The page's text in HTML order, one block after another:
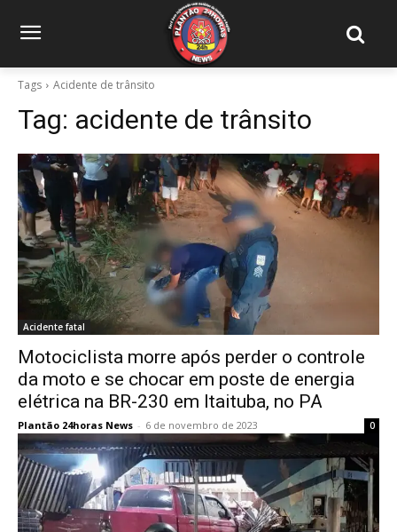
Tags Acidente de trânsito
Tag: acidente de trânsito
Acidente fatal
Motociclista morre após perder o controle
da moto e se chocar em poste de energia
elétrica na BR-230 em Itaituba, no PA
Plantão 24horas News - 6 de novembro de 2023 0